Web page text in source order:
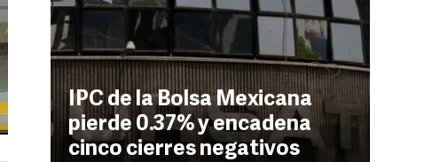
IPC de la Bolsa Mexicana
pierde 0.37% y encadena
cinco cierres negativos